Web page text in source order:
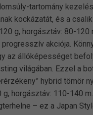
tartomány
kockázatát, és a
g, horgásztáv: 80-120
akciója.
állóképességet
világában. Ezzel a
hybrid tömör
horgásztáv: 110-140 m.
– ez a Japan